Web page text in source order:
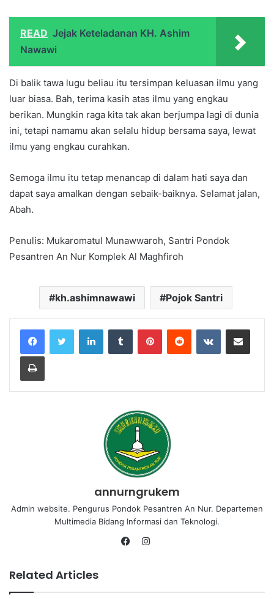
READ Jejak Keteladanan KH. Ashim
Nawawi
Di balik tawa lugu beliau itu tersimpan keluasan ilmu yang
luar biasa. Bah, terima kasih atas ilmu yang engkau
berikan. Mungkin raga kita tak akan berjumpa lagi di dunia
ini, tetapi namamu akan selalu hidup bersama saya, lewat
ilmu yang engkau curahkan.
Semoga ilmu itu tetap menancap di dalam hati saya dan
dapat saya amalkan dengan sebaik-baiknya. Selamat jalan,
Abah.
Penulis: Mukaromatul Munawwaroh, Santri Pondok
Pesantren An Nur Komplek Al Maghfiroh
kh.ashimnawawi Pojok Santri
annurngrukem
Admin website. Pengurus Pondok Pesantren An Nur. Departemen
Multimedia Bidang Informasi dan Teknologi.
Related Articles